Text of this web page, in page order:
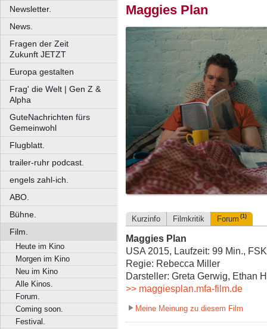
Newsletter.
News.
Fragen der Zeit
Zukunft JETZT
Europa gestalten
Frag' die Welt | Gen Z &
Alpha
GuteNachrichten fürs
Gemeinwohl
Flugblatt.
trailer-ruhr podcast.
engels zahl-ich.
ABO.
Bühne.
Film.
Heute im Kino
Morgen im Kino
Neu im Kino
Alle Kinos.
Forum.
Coming soon.
Festival.
Maggies Plan
Kurzinfo Filmkritik Forum (1)
Maggies Plan
USA 2015, Laufzeit: 99 Min.,
Regie: Rebecca Miller
Darsteller: Greta Gerwig, Ethan
>> maggiesplan.mfa-film.de
Meine Meinung zu diesem Film